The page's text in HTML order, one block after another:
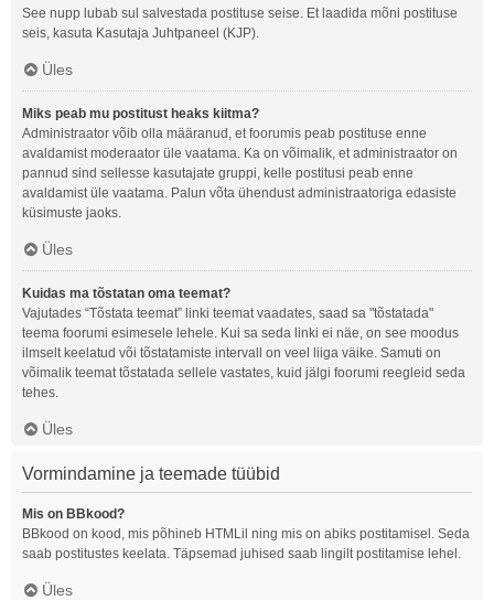
See nupp lubab sul salvestada postituse seise. Et laadida mõni postituse
seis, kasuta Kasutaja Juhtpaneel (KJP).
Üles
Miks peab mu postitust heaks kiitma?
Administraator võib olla määranud, et foorumis peab postituse enne
avaldamist moderaator üle vaatama. Ka on võimalik, et administraator on
pannud sind sellesse kasutajate gruppi, kelle postitusi peab enne
avaldamist üle vaatama. Palun võta ühendust administraatoriga edasiste
küsimuste jaoks.
Üles
Kuidas ma tõstatan oma teemat?
Vajutades “Tõstata teemat” linki teemat vaadates, saad sa "tõstatada"
teema foorumi esimesele lehele. Kui sa seda linki ei näe, on see moodus
ilmselt keelatud või tõstatamiste intervall on veel liiga väike. Samuti on
võimalik teemat tõstatada sellele vastates, kuid jälgi foorumi reegleid seda
tehes.
Üles
Vormindamine ja teemade tüübid
Mis on BBkood?
BBkood on kood, mis põhineb HTMLil ning mis on abiks postitamisel. Seda
saab postitustes keelata. Täpsemad juhised saab lingilt postitamise lehel.
Üles